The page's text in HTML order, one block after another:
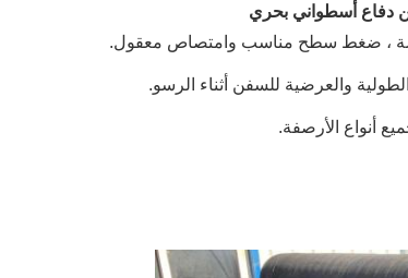
دفاع أسطواني بحري